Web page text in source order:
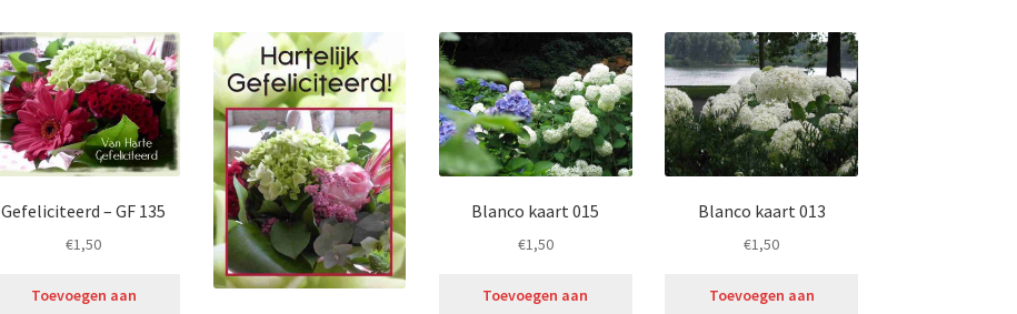
Gefeliciteerd – GF 135
€1,50
Toevoegen aan
Blanco kaart 015
€1,50
Toevoegen aan
Blanco kaart 013
€1,50
Toevoegen aan